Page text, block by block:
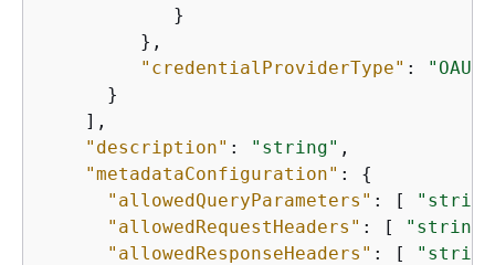
            }
         },
"credentialProviderType" :
      }
    ],
"description" : "string" ,
"metadataConfiguration" : {
"allowedQueryParameters" : [
"allowedRequestHeaders" : [ "string"
"allowedResponseHeaders" : [